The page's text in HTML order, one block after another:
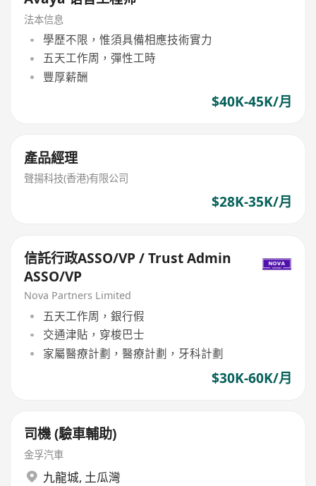
法本信息
學歷不限，惟須具備相應技術實力
五天工作周，彈性工時
豐厚薪酬
$40K-45K/月
產品經理
聲揚科技(香港)有限公司
$28K-35K/月
信託行政ASSO/VP / Trust Admin
ASSO/VP
Nova Partners Limited
五天工作周，銀行假
交通津貼，穿梭巴士
家屬醫療計劃，醫療計劃，牙科計劃
$30K-60K/月
司機 (驗車輔助)
金孚汽車
九龍城, 土瓜灣